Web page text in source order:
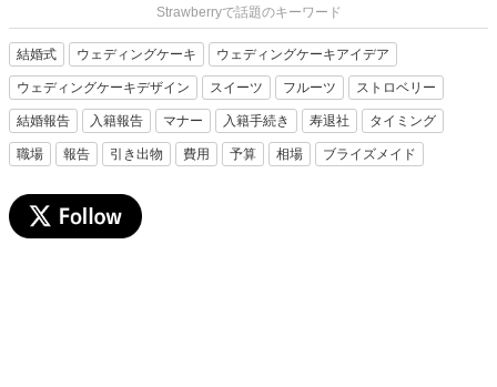
Strawberryで話題のキーワード
結婚式 ウェディングケーキ ウェディングケーキアイデア
ウェディングケーキデザイン スイーツ フルーツ ストロベリー
結婚報告 入籍報告 マナー 入籍手続き 寿退社 タイミング
職場 報告 引き出物 費用 予算 相場 ブライズメイド